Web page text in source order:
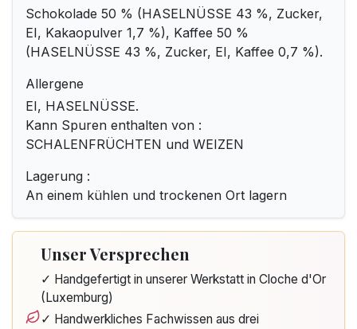
Schokolade 50 % (HASELNÜSSE 43 %, Zucker,
EI, Kakaopulver 1,7 %), Kaffee 50 %
(HASELNÜSSE 43 %, Zucker, EI, Kaffee 0,7 %).
Allergene
EI, HASELNÜSSE.
Kann Spuren enthalten von :
SCHALENFRÜCHTEN und WEIZEN
Lagerung :
An einem kühlen und trockenen Ort lagern
Unser Versprechen
✓ Handgefertigt in unserer Werkstatt in Cloche d'Or
(Luxemburg)
✓ Handwerkliches Fachwissen aus drei